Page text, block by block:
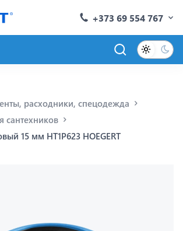
+373 69 554 767
расходники, спецодежда
сантехников
15 мм HT1P623 HOEGERT